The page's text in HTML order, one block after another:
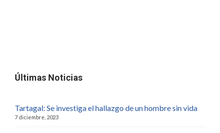
Últimas Noticias
Tartagal: Se investiga el hallazgo de un hombre sin vida
7 diciembre, 2023